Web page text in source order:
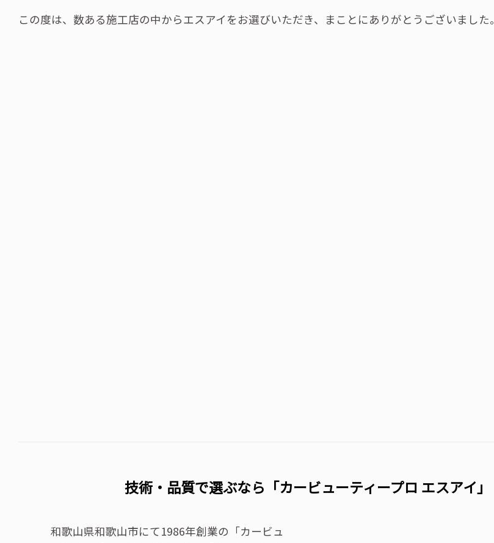
この度は、数ある施工店の中からエスアイをお選びいただき、まことにありがとうございました。
技術・品質で選ぶなら「カービューティープロ エスアイ」
和歌山県和歌山市にて1986年創業の「カービュ